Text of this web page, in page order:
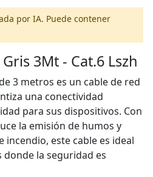
por IA. Puede contener
3Mt - Cat.6 Lszh
3 metros es un cable de red
una conectividad
para sus dispositivos. Con
la emisión de humos y
incendio, este cable es ideal
la seguridad es